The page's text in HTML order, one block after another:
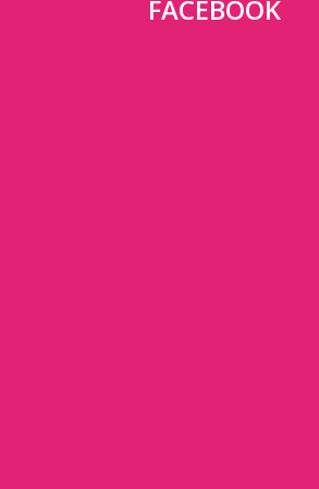
FACEBOOK